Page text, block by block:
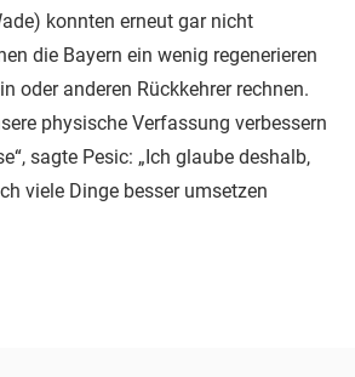
konnten erneut gar nicht
die Bayern ein wenig regenerieren
oder anderen Rückkehrer rechnen.
physische Verfassung verbessern
sagte Pesic: „Ich glaube deshalb,
viele Dinge besser umsetzen